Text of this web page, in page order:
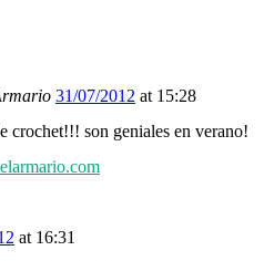
31/07/2012 at 15:28
crochet!!! son geniales en verano!
at 16:31